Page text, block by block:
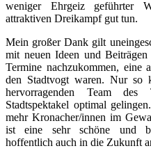
weniger Ehrgeiz geführter
attraktiven Dreikampf gut tun.
Mein großer Dank gilt
mit neuen Ideen und
Termine nachzukommen, eine
den Stadtvogt waren. Nur so
hervorragenden Team des
Stadtspektakel optimal
mehr Kronacher/innen im
ist eine sehr schöne und
hoffentlich auch in die Zukunft